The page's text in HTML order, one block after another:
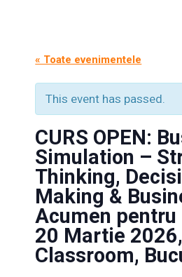
« Toate evenimentele
This event has passed.
CURS OPEN:
Simulation –
Thinking,
Making &
Acumen pentru
20 Martie
Classroom,